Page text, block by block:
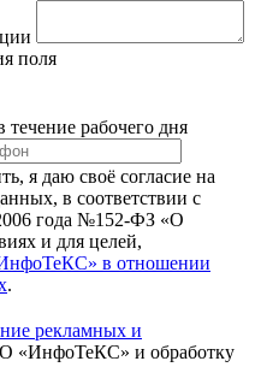
поля
рабочего дня
я даю своё согласие на
в соответствии с
года №152-ФЗ «О
и для целей,
в отношении
.
рекламных и
«ИнфоТеКС» и обработку